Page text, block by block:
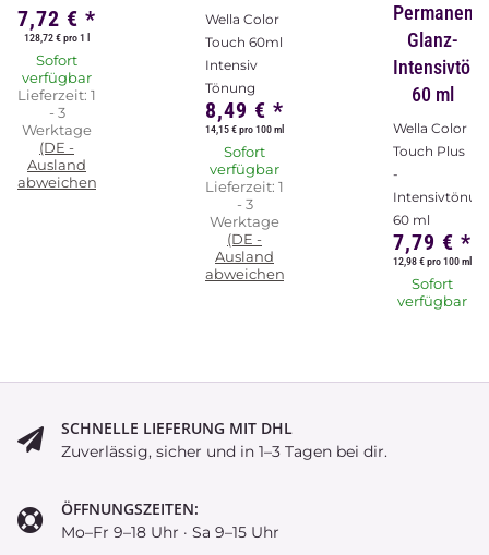
7,72 € *
128,72 € pro 1 l
Sofort
verfügbar
Lieferzeit: 1
- 3
Werktage
(DE -
Ausland
abweichend)
Wella Color
Touch 60ml
Intensiv
Tönung
8,49 € *
14,15 € pro 100 ml
Sofort
verfügbar
Lieferzeit: 1
- 3
Werktage
(DE -
Ausland
abweichend)
Permanent-
Glanz-
60 ml
Wella Color
Touch Plus
-
60 ml
7,79 € *
12,98 € pro 100 ml
Sofort
verfügbar
SCHNELLE LIEFERUNG MIT DHL
Zuverlässig, sicher und in 1–3 Tagen bei dir.
ÖFFNUNGSZEITEN:
Mo–Fr 9–18 Uhr · Sa 9–15 Uhr